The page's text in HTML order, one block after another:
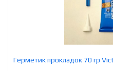
Герметик прокладок 70 гр